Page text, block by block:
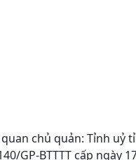
quan chủ quản: Tỉnh uỷ
GP-BTTTT cấp ngày